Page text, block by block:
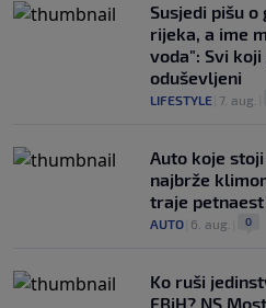
Susjedi pišu o
rijeka, a ime
voda": Svi
oduševljeni
LIFESTYLE 7. aug.
Auto koje
najbrže
traje petnaest
AUTO 6. aug. 0
Ko ruši
FBiH? NS